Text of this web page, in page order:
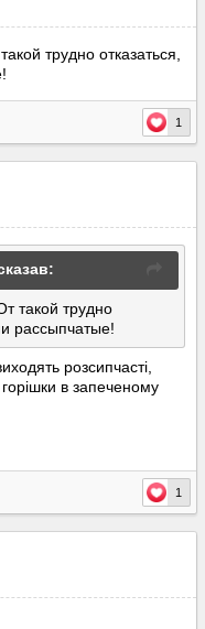
трудно отказаться,
1
такой трудно
рассыпчатые!
розсипчасті,
горішки в запеченому
1